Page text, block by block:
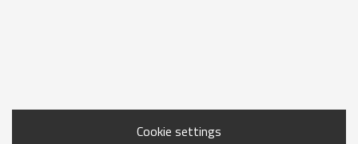
Cookie settings